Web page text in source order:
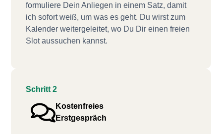
formuliere Dein Anliegen in einem Satz, damit
ich sofort weiß, um was es geht. Du wirst zum
Kalender weitergeleitet, wo Du Dir einen freien
Slot aussuchen kannst.
Schritt 2
Kostenfreies
Erstgespräch